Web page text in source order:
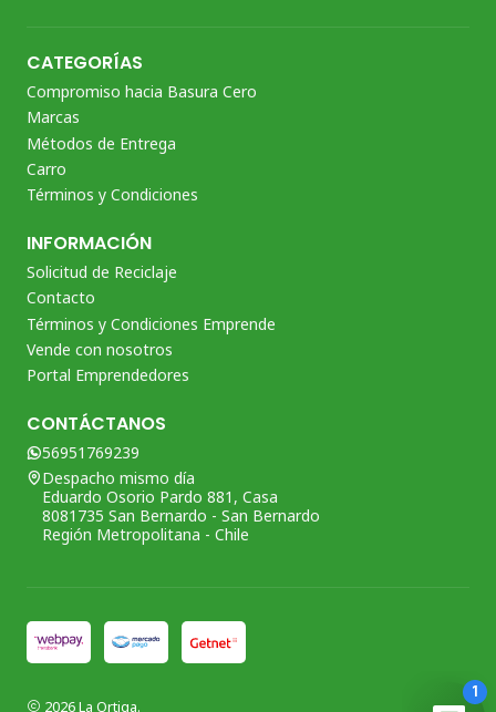
CATEGORÍAS
Compromiso hacia Basura Cero
Marcas
Métodos de Entrega
Carro
Términos y Condiciones
INFORMACIÓN
Solicitud de Reciclaje
Contacto
Términos y Condiciones Emprende
Vende con nosotros
Portal Emprendedores
CONTÁCTANOS
56951769239
Despacho mismo día
Eduardo Osorio Pardo 881, Casa
8081735 San Bernardo - San Bernardo
Región Metropolitana - Chile
2026 La Ortiga.